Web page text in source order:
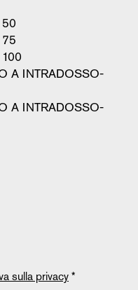
50
75
A INTRADOSSO-
A INTRADOSSO-
sulla privacy *